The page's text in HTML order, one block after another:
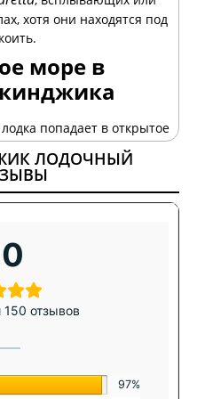
хотя они находятся под
море в
попадает в открытое
круиз в
обычно занимает
от условий моря. С
обширными видами
и лесистые холмы
Во время этого
на палубе с чаем,
и насладиться
Лодка движется с
для гостей,
неспешный отдых
ЛОДОЧНЫЙ
150 отзывов
97%